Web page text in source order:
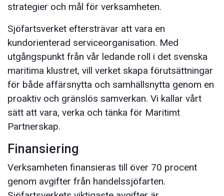
strategier och mål för verksamheten.
Sjöfartsverket eftersträvar att vara en
kundorienterad serviceorganisation. Med
utgångspunkt från vår ledande roll i det svenska
maritima klustret, vill verket skapa förutsättningar
för både affärsnytta och samhällsnytta genom en
proaktiv och gränslös samverkan. Vi kallar vårt
sätt att vara, verka och tänka för Maritimt
Partnerskap.
Finansiering
Verksamheten finansieras till över 70 procent
genom avgifter från handelssjöfarten.